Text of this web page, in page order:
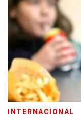
INTERNACIONAL